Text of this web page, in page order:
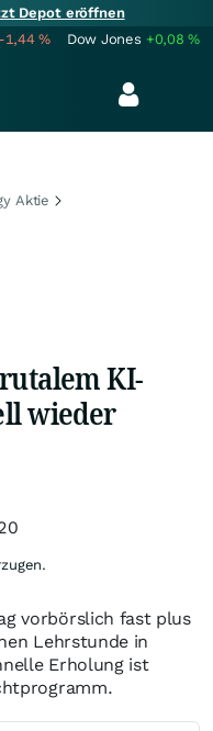
Depot eröffnen
-1,44% Dow Jones +0,08%
Aktie
KI-
wieder
vorbörslich fast plus
Lehrstunde in
Erholung ist